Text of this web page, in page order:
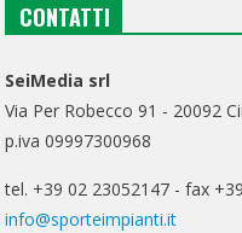
CONTATTI
SeiMedia srl
Via Per Robecco 91 - 20092
p.iva 09997300968
tel. +39 02 23052147 - fax
info@sporteimpianti.it